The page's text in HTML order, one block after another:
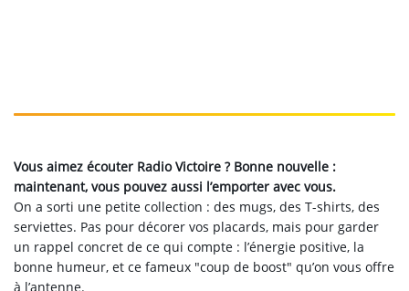
Vous aimez écouter Radio Victoire ? Bonne nouvelle :
maintenant, vous pouvez aussi l’emporter avec vous.
On a sorti une petite collection : des mugs, des T-shirts, des
serviettes. Pas pour décorer vos placards, mais pour garder
un rappel concret de ce qui compte : l’énergie positive, la
bonne humeur, et ce fameux "coup de boost" qu’on vous offre
à l’antenne.